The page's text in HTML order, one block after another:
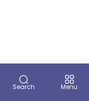
Search Menu